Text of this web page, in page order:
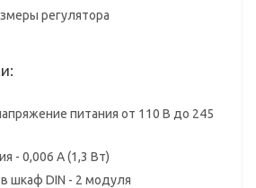
регулятора
питания от 110 В до 245
- 0,006 А (1,3 Вт)
шкаф DIN - 2 модуля